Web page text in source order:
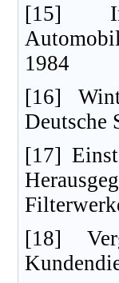
[15]
1984
[16]
Deutsche
[17]
[18]